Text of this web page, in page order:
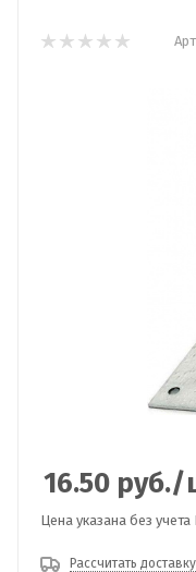
16.50 руб./
Цена указана без
Рассчитать доставку